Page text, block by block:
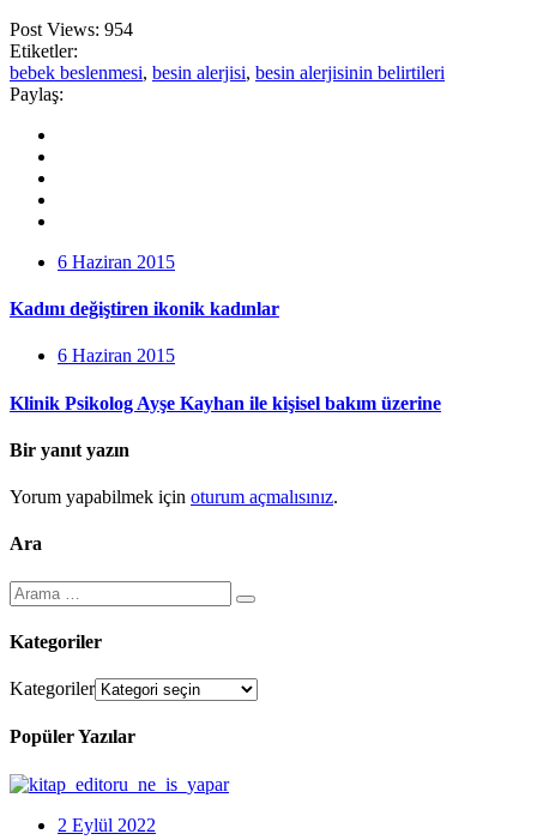
Post Views: 954
Etiketler:
bebek beslenmesi, besin alerjisi, besin alerjisinin belirtileri
Paylaş:
6 Haziran 2015
Kadını değiştiren ikonik kadınlar
6 Haziran 2015
Klinik Psikolog Ayşe Kayhan ile kişisel bakım üzerine
Bir yanıt yazın
Yorum yapabilmek için oturum açmalısınız.
Ara
Kategoriler
Kategoriler
Popüler Yazılar
2 Eylül 2022